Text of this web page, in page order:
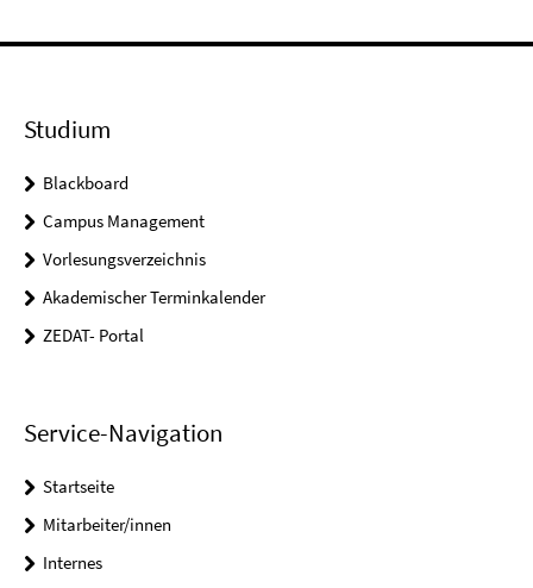
Studium
Blackboard
Campus Management
Vorlesungsverzeichnis
Akademischer Terminkalender
ZEDAT- Portal
Service-Navigation
Startseite
Mitarbeiter/innen
Internes